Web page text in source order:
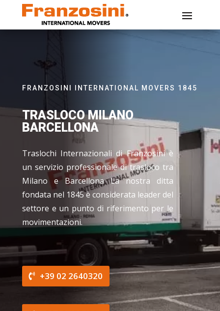
FRANZOSINI INTERNATIONAL MOVERS 1845
TRASLOCO MILANO
BARCELLONA
Traslochi Internazionali di Franzosini è
un servizio professionale di trasloco tra
Milano e Barcellona La nostra ditta
fondata nel 1845 è considerata leader del
settore e un punto di riferimento per le
movimentazioni.
+39 02 2640320